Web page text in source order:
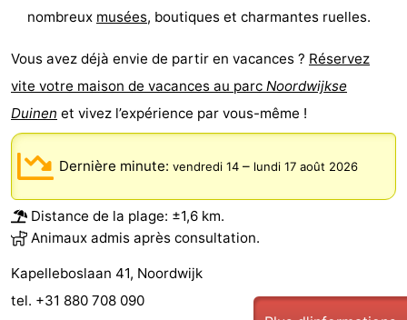
Zee
Alkmaar
Egmond
aan
Zee
-
Noordhollands
duinreservaat
-
Wijk
Zee
-
Zuid-
Kennermerland
Amsterdam
-
Haarlem
-
Zandvoort
Hollande-
nombreux musées, boutiques et charmantes ruelles.
Vous avez déjà envie de partir en vacances ? Réservez
vite votre maison de vacances au parc Noordwijkse
Duinen et vivez l’expérience par vous-même !
Dernière minute: vendredi 14 – lundi 17 août 2026
Distance de la plage: ±1,6 km.
Animaux admis après consultation.
Kapelleboslaan 41, Noordwijk
tel. +31 880 708 090